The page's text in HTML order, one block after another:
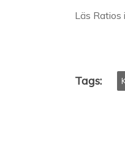
Läs Ratios
Tags: